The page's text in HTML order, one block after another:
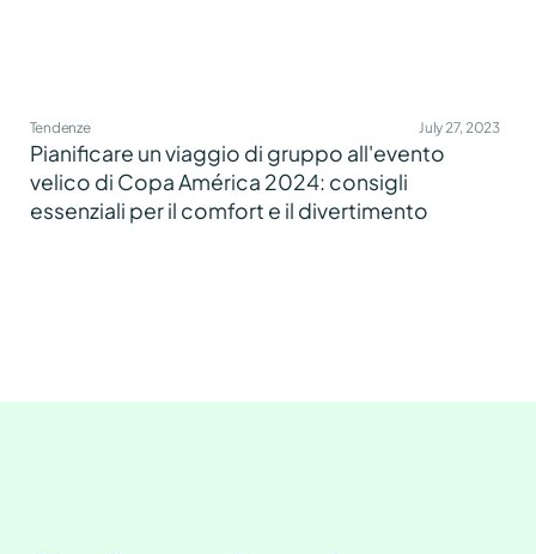
Tendenze July 27, 2023
Pianificare un viaggio di gruppo all'evento
velico di Copa América 2024: consigli
essenziali per il comfort e il divertimento